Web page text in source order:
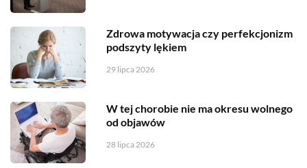
Zdrowa motywacja czy perfekcjonizm
podszyty lękiem
29 lipca 2026
W tej chorobie nie ma okresu wolnego
od objawów
28 lipca 2026